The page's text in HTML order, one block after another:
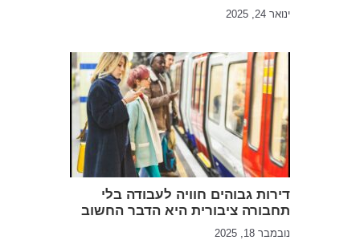
ינואר 24, 2025
דירות גבוהים חוויה לעבודה בלי
תחבורה ציבורית היא הדבר החשוב
נובמבר 18, 2025